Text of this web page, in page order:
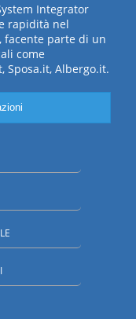
Integrator
rapidità nel
facente parte di un
come
Sposa.it, Albergo.it.